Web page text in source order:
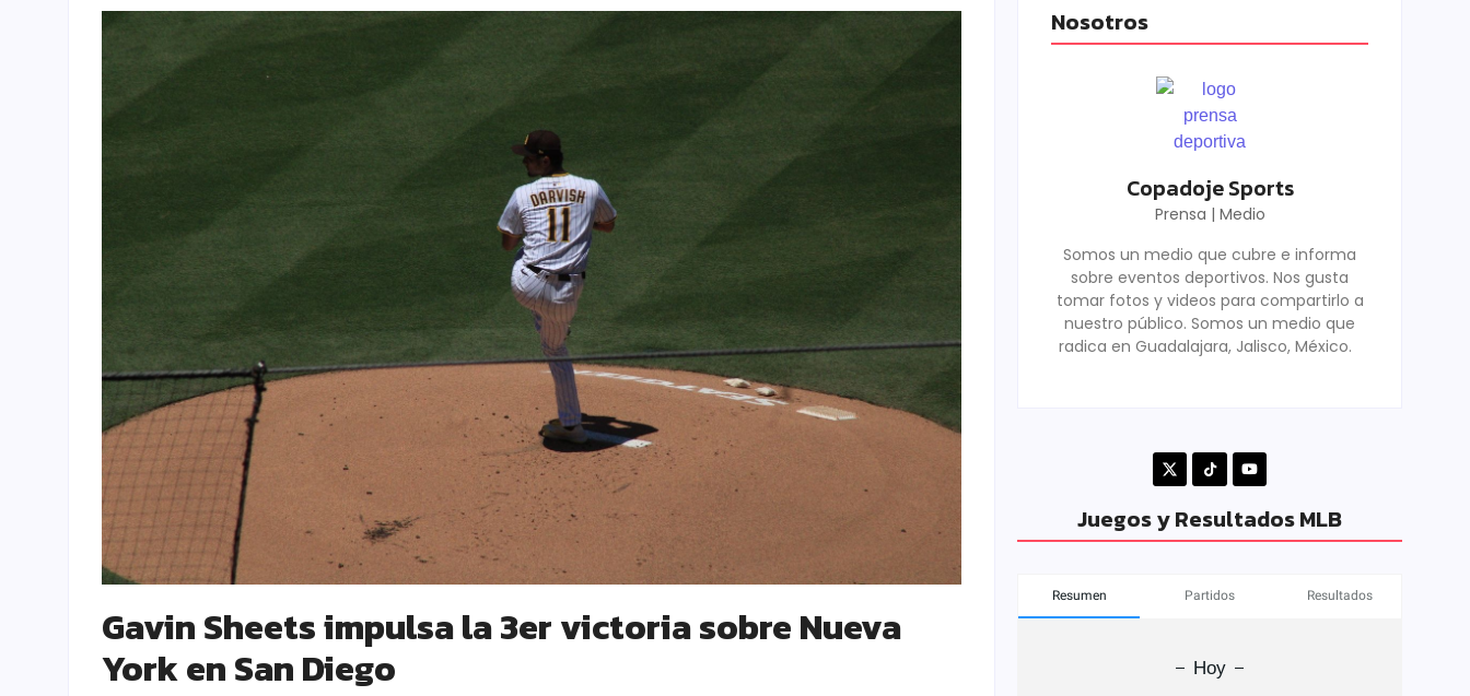
Gavin Sheets impulsa la 3er victoria sobre Nueva
York en San Diego
Nosotros
Copadoje Sports
Prensa | Medio
Somos un medio que cubre e informa
sobre eventos deportivos. Nos gusta
tomar fotos y videos para compartirlo a
nuestro público. Somos un medio que
radica en Guadalajara, Jalisco, México.
Juegos y Resultados MLB
Resumen Partidos Resultados
Hoy